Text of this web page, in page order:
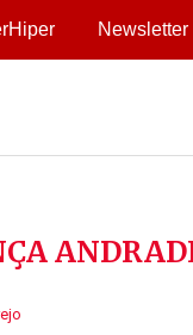
Newsletter